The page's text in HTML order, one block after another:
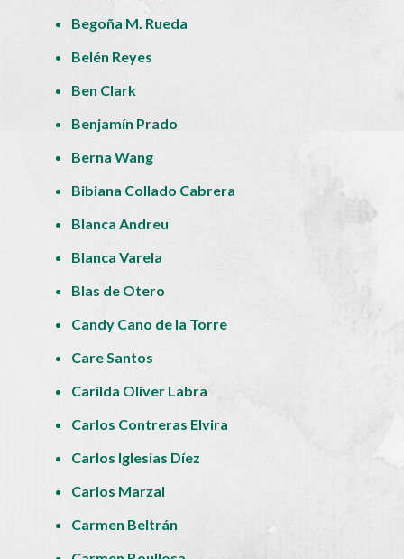
Begoña M. Rueda
Belén Reyes
Ben Clark
Benjamín Prado
Berna Wang
Bibiana Collado Cabrera
Blanca Andreu
Blanca Varela
Blas de Otero
Candy Cano de la Torre
Care Santos
Carilda Oliver Labra
Carlos Contreras Elvira
Carlos Iglesias Díez
Carlos Marzal
Carmen Beltrán